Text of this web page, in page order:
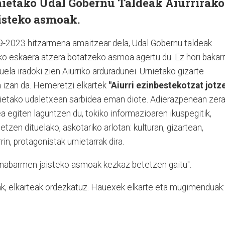
asmoak.
2023 hitzarmena amaitzear dela, Udal Gobernu taldeak
eskaera atzera botatzeko asmoa agertu du. Ez hori
iradoki zien Aiurriko arduradunei. Urnietako gizarte
izan da. Hemeretzi elkartek "Aiurri ezinbestekotzat
udaletxean sarbidea eman diote. Adierazpenean zera
egiten laguntzen du, tokiko informazioaren ikuspegitik,
dituelako, askotariko arlotan: kulturan, gizartean,
protagonistak urnietarrak dira.
jaisteko asmoak kezkaz betetzen gaitu".
elkarteak ordezkatuz. Hauexek elkarte eta mugimenduak: